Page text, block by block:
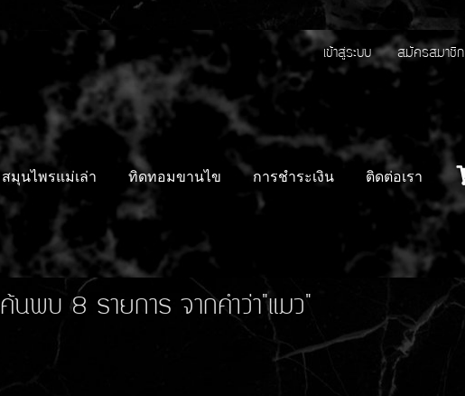
เข้าสู่ระบบ สมัครสมาชิก
สมุนไพรแม่เล่า ทิดทอมขานไข การชำระเงิน ติดต่อเรา
ค้นพบ 8 รายการ จากคำว่า"แมว"